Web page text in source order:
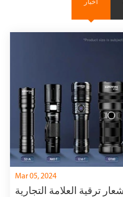
أخبار
Mar 05, 2024